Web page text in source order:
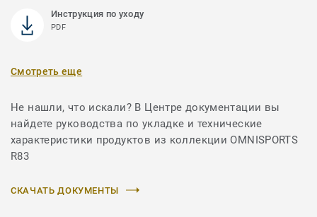
Инструкция по уходу
PDF
Смотреть еще
Не нашли, что искали? В Центре документации вы
найдете руководства по укладке и технические
характеристики продуктов из коллекции OMNISPORTS
R83
СКАЧАТЬ ДОКУМЕНТЫ